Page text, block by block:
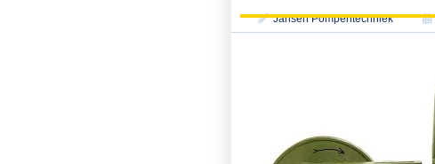
Jansen Pompentechniek